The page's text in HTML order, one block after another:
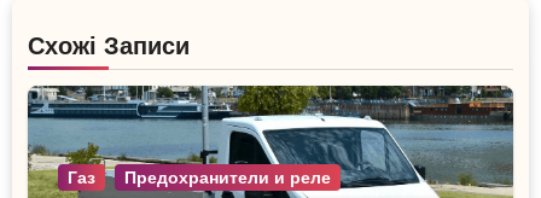
Схожі Записи
Газ Предохранители и реле